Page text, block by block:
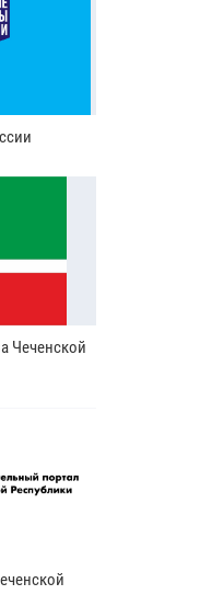
Чеченской